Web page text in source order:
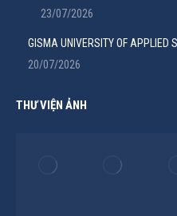
23/07/2026
GISMA UNIVERSITY OF APPLIED
20/07/2026
THƯ VIỆN ẢNH